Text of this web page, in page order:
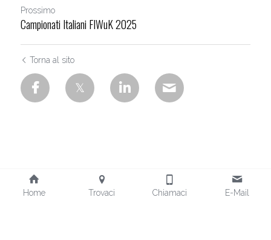
Prossimo
Campionati Italiani FIWuK 2025
Torna al sito
Home Trovaci Chiamaci E-Mail